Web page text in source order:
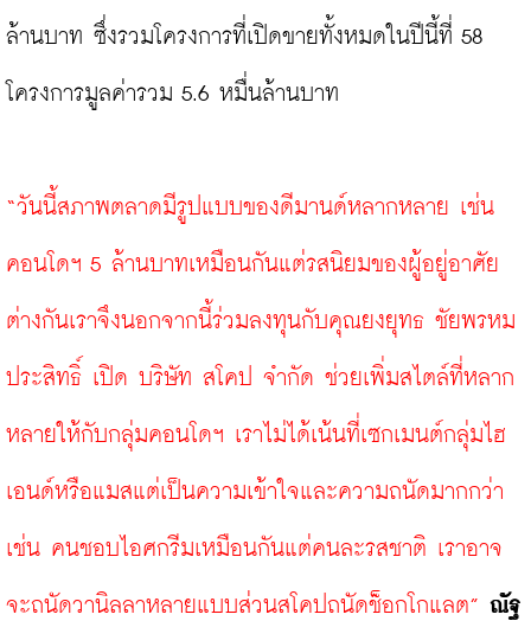
ล้านบาท ซึ่งรวมโครงการที่เปิดขายทั้งหมดในปีนี้ที่ 58
โครงการมูลค่ารวม 5.6 หมื่นล้านบาท
“วันนี้สภาพตลาดมีรูปแบบของดีมานด์หลากหลาย เช่น
คอนโดฯ 5 ล้านบาทเหมือนกันแต่รสนิยมของผู้อยู่อาศัย
ต่างกันเราจึงนอกจากนี้ร่วมลงทุนกับคุณยงยุทธ ชัยพรหม
ประสิทธิ์ เปิด บริษัท สโคป จำกัด ช่วยเพิ่มสไตล์ที่หลาก
หลายให้กับกลุ่มคอนโดฯ เราไม่ได้เน้นที่เซกเมนต์กลุ่มไฮ
เอนด์หรือแมสแต่เป็นความเข้าใจและความถนัดมากกว่า
เช่น คนชอบไอศกรีมเหมือนกันแต่คนละรสชาติ เราอาจ
จะถนัดวานิลลาหลายแบบส่วนสโคปถนัดช็อกโกแลต” ณัฐ